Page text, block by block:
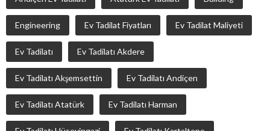
Engineering Ev Tadilat Fiyatları Ev Tadilat Maliyeti
Ev Tadilatı Ev Tadilatı Akdere
Ev Tadilatı Akşemsettin Ev Tadilatı Andiçen
Ev Tadilatı Atatürk Ev Tadilatı Harman